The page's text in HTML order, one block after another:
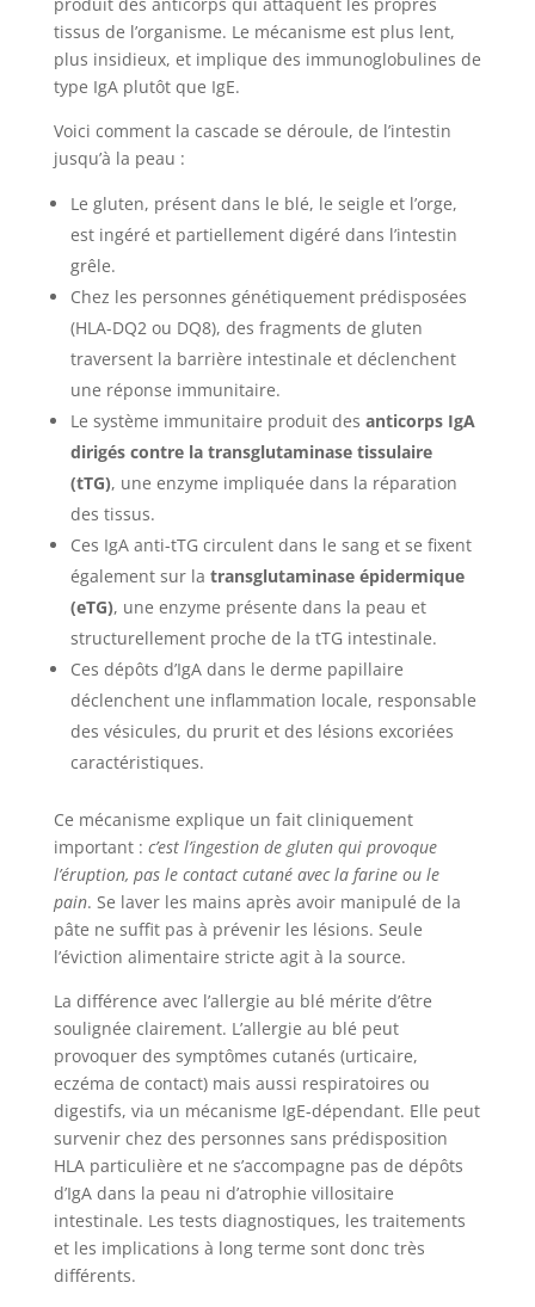
produit des anticorps qui attaquent les propres
tissus de l’organisme. Le mécanisme est plus lent,
plus insidieux, et implique des immunoglobulines de
type IgA plutôt que IgE.
Voici comment la cascade se déroule, de l’intestin
jusqu’à la peau :
Le gluten, présent dans le blé, le seigle et l’orge,
est ingéré et partiellement digéré dans l’intestin
grêle.
Chez les personnes génétiquement prédisposées
(HLA-DQ2 ou DQ8), des fragments de gluten
traversent la barrière intestinale et déclenchent
une réponse immunitaire.
Le système immunitaire produit des anticorps IgA
dirigés contre la transglutaminase tissulaire
(tTG), une enzyme impliquée dans la réparation
des tissus.
Ces IgA anti-tTG circulent dans le sang et se fixent
également sur la transglutaminase épidermique
(eTG), une enzyme présente dans la peau et
structurellement proche de la tTG intestinale.
Ces dépôts d’IgA dans le derme papillaire
déclenchent une inflammation locale, responsable
des vésicules, du prurit et des lésions excoriées
caractéristiques.
Ce mécanisme explique un fait cliniquement
important : c’est l’ingestion de gluten qui provoque
l’éruption, pas le contact cutané avec la farine ou le
pain. Se laver les mains après avoir manipulé de la
pâte ne suffit pas à prévenir les lésions. Seule
l’éviction alimentaire stricte agit à la source.
La différence avec l’allergie au blé mérite d’être
soulignée clairement. L’allergie au blé peut
provoquer des symptômes cutanés (urticaire,
eczéma de contact) mais aussi respiratoires ou
digestifs, via un mécanisme IgE-dépendant. Elle peut
survenir chez des personnes sans prédisposition
HLA particulière et ne s’accompagne pas de dépôts
d’IgA dans la peau ni d’atrophie villositaire
intestinale. Les tests diagnostiques, les traitements
et les implications à long terme sont donc très
différents.